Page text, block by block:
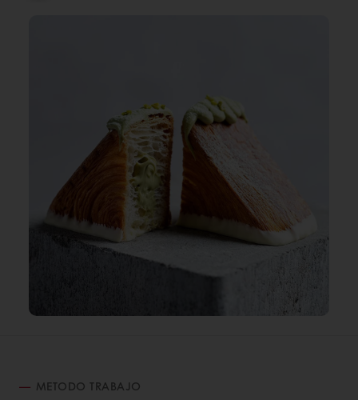
METODO TRABAJO